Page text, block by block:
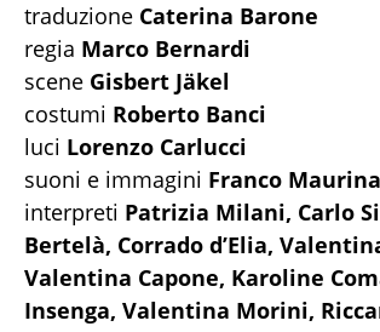
traduzione Caterina Barone
regia Marco Bernardi
scene Gisbert Jäkel
costumi Roberto Banci
luci Lorenzo Carlucci
suoni e immagini Franco Maurina
interpreti Patrizia Milani, Carlo
Bertelà, Corrado d’Elia,
Valentina Capone, Karoline
Insenga, Valentina Morini,